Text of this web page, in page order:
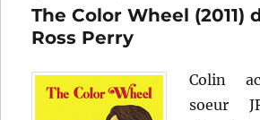
l’article
The Color Wheel (2011)
Ross Perry
Colin
soeur